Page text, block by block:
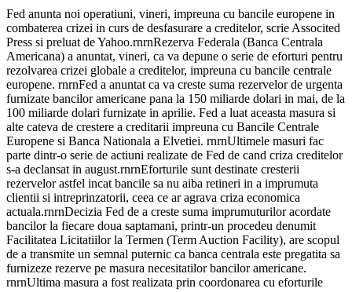
Fed anunta noi operatiuni, vineri, impreuna cu bancile europene in
combaterea crizei in curs de desfasurare a creditelor, scrie Associted
Press si preluat de Yahoo.rnrnRezerva Federala (Banca Centrala
Americana) a anuntat, vineri, ca va depune o serie de eforturi pentru
rezolvarea crizei globale a creditelor, impreuna cu bancile centrale
europene. rnrnFed a anuntat ca va creste suma rezervelor de urgenta
furnizate bancilor americane pana la 150 miliarde dolari in mai, de la
100 miliarde dolari furnizate in aprilie. Fed a luat aceasta masura si
alte cateva de crestere a creditarii impreuna cu Bancile Centrale
Europene si Banca Nationala a Elvetiei. rnrnUltimele masuri fac
parte dintr-o serie de actiuni realizate de Fed de cand criza creditelor
s-a declansat in august.rnrnEforturile sunt destinate cresterii
rezervelor astfel incat bancile sa nu aiba retineri in a imprumuta
clientii si intreprinzatorii, ceea ce ar agrava criza economica
actuala.rnrnDecizia Fed de a creste suma imprumuturilor acordate
bancilor la fiecare doua saptamani, printr-un procedeu denumit
Facilitatea Licitatiilor la Termen (Term Auction Facility), are scopul
de a transmite un semnal puternic ca banca centrala este pregatita sa
furnizeze rezerve pe masura necesitatilor bancilor americane.
rnrnUltima masura a fost realizata prin coordonarea cu eforturile